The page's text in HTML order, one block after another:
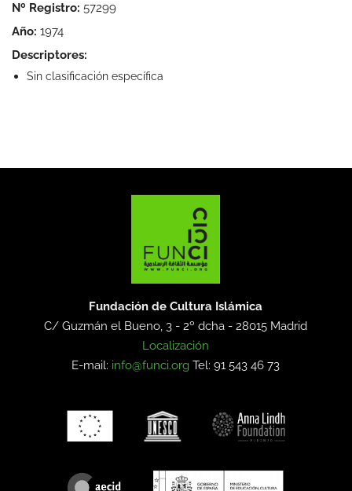
Nº Registro: 57299
Año: 1974
Descriptores:
Sin clasificación específica
Fundación de Cultura Islámica
C/ Guzmán el Bueno, 3 - 2º dcha -28015 Madrid
Localización
E-mail: info@funci.org Tel: 91 543 46 73